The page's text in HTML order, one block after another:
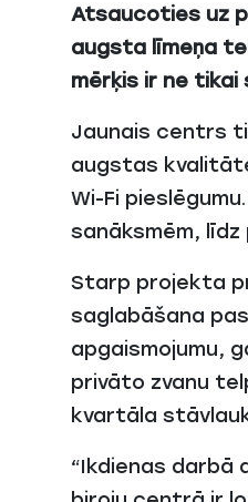
Atsaucoties uz
augsta līmeņa
mērķis ir ne
Jaunais centrs
augstas
Wi-Fi
sanāksmēm,
Starp projekta
saglabāšana
apgaismojumu,
privāto zvanu
kvartāla
“Ikdienas darbā